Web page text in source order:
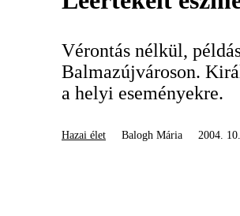
Vérontás nélkül,
Balmazújvároson.
a helyi eseményekre.
Hazai élet Balogh Mária 2004.